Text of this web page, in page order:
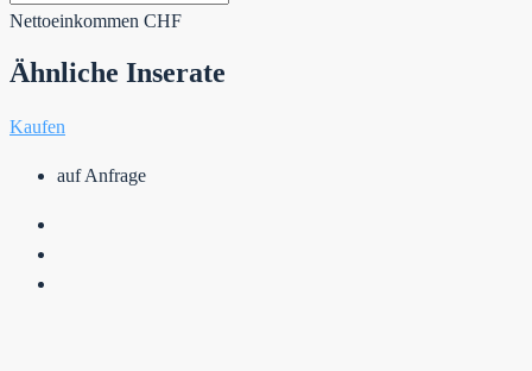
Nettoeinkommen CHF
Ähnliche Inserate
Kaufen
auf Anfrage